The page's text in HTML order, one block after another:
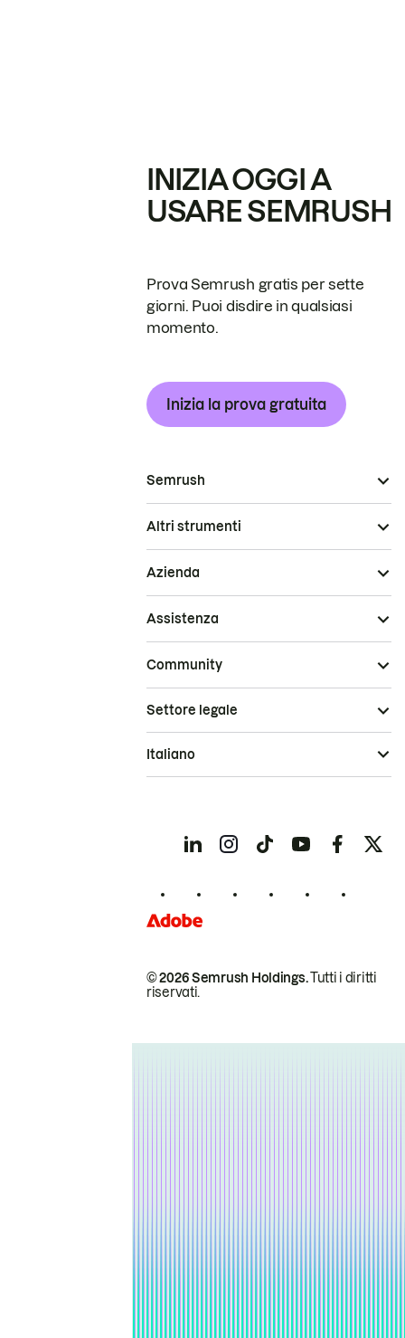
INIZIA OGGI A
USARE SEMRUSH
Prova Semrush gratis per sette
giorni. Puoi disdire in qualsiasi
momento.
Inizia la prova gratuita
Semrush
Altri strumenti
Azienda
Assistenza
Community
© 2026 Semrush Holdings.Tutti i diritti
riservati.
Settore legale
Italiano